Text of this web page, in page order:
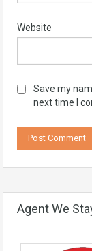
Website
Save my
next time I
Agent We